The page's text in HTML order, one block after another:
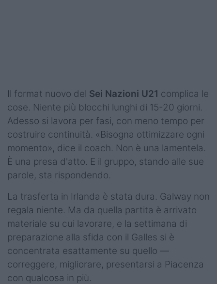
Il format nuovo del Sei Nazioni U21 complica le
cose. Niente più blocchi lunghi di 15-20 giorni.
Adesso si lavora per fasi, con meno tempo per
costruire continuità. «Bisogna ottimizzare ogni
momento», dice il coach. Non è una lamentela.
È una presa d'atto. E il gruppo, stando alle sue
parole, sta rispondendo.
La trasferta in Irlanda è stata dura. Galway non
regala niente. Ma da quella partita è arrivato
materiale su cui lavorare, e la settimana di
preparazione alla sfida con il Galles si è
concentrata esattamente su quello —
correggere, migliorare, presentarsi a Piacenza
con qualcosa in più.